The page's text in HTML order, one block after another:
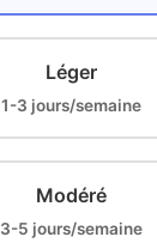
Léger
1-3 jours/semaine
Modéré
3-5 jours/semaine